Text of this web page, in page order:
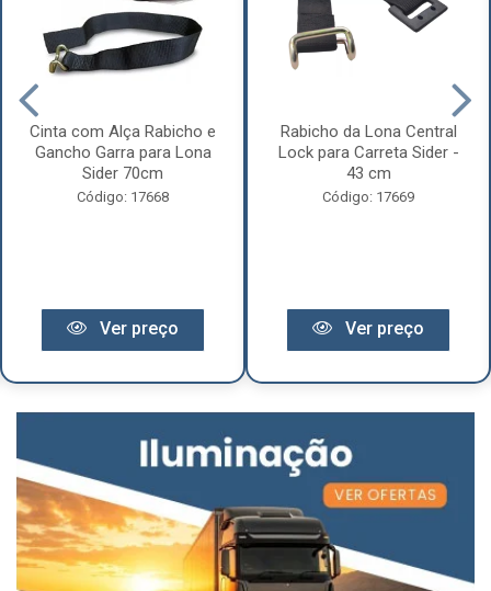
Cinta com Alça Rabicho e
Gancho Garra para Lona
Sider 70cm
Código: 17668
Ver preço
Rabicho da Lona Central
Lock para Carreta Sider -
43 cm
Código: 17669
Ver preço